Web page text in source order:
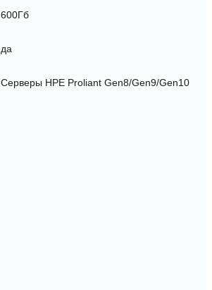
600Гб
да
Серверы HPE Proliant Gen8/Gen9/Gen10